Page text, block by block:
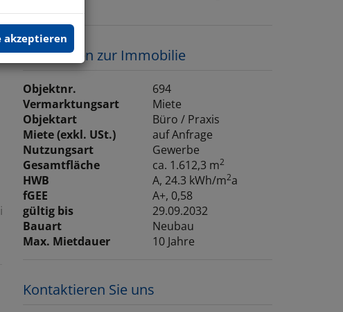
Basisdaten zur Immobilie
Objektnr.
694
Vermarktungsart
Miete
Objektart
Büro / Praxis
Miete (exkl. USt.)
auf Anfrage
Nutzungsart
Gewerbe
Gesamtfläche
ca. 1.612,3 m2
HWB A, 24.3 kWh/m2a
fGEE
A+, 0,58
gültig bis
29.09.2032
Bauart
Neubau
Max. Mietdauer
10 Jahre
Kontaktieren Sie uns
akzeptieren